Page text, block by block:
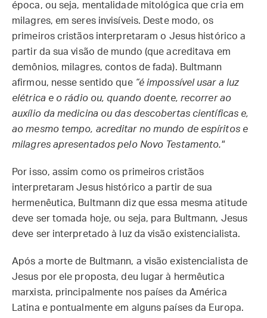
época, ou seja, mentalidade mitológica que cria em
milagres, em seres invisíveis. Deste modo, os
primeiros cristãos interpretaram o Jesus histórico a
partir da sua visão de mundo (que acreditava em
demônios, milagres, contos de fada). Bultmann
afirmou, nesse sentido que “é impossível usar a luz
elétrica e o rádio ou, quando doente, recorrer ao
auxílio da medicina ou das descobertas científicas e,
ao mesmo tempo, acreditar no mundo de espíritos e
milagres apresentados pelo Novo Testamento."
Por isso, assim como os primeiros cristãos
interpretaram Jesus histórico a partir de sua
hermenêutica, Bultmann diz que essa mesma atitude
deve ser tomada hoje, ou seja, para Bultmann, Jesus
deve ser interpretado à luz da visão existencialista.
Após a morte de Bultmann, a visão existencialista de
Jesus por ele proposta, deu lugar à hermêutica
marxista, principalmente nos países da América
Latina e pontualmente em alguns países da Europa.